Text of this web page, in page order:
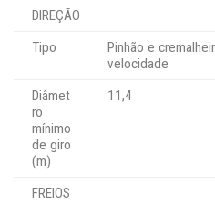
DIREÇÃO
Tipo
Pinhão e
velocidade
Diâmet
ro
mínimo
de giro
(m)
11,4
FREIOS